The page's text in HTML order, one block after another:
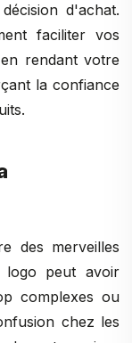
d'achat.
faciliter vos
rendant votre
la confiance
des merveilles
logo peut avoir
complexes ou
chez les